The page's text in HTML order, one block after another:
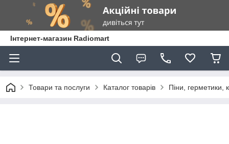
Інтернет-магазин Radiomart
Товари та послуги Каталог товарів Піни, герметики,